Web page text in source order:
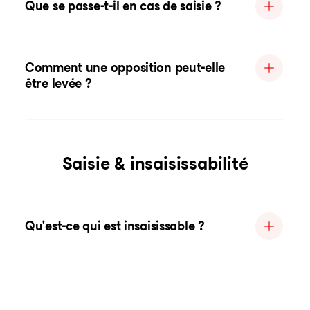
Que se passe-t-il en cas de saisie ?
Comment une opposition peut-elle
être levée ?
Saisie & insaisissabilité
Qu'est-ce qui est insaisissable ?